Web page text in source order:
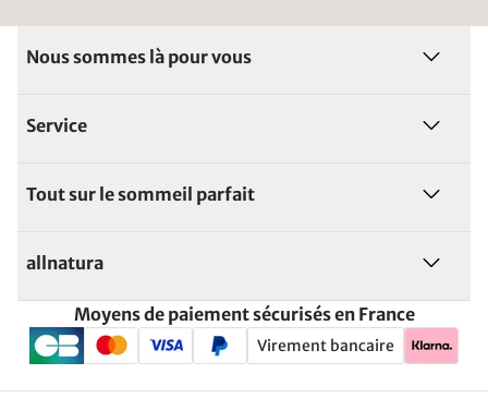
Nous sommes là pour vous
Service
Tout sur le sommeil parfait
allnatura
Moyens de paiement sécurisés en France
Virement bancaire